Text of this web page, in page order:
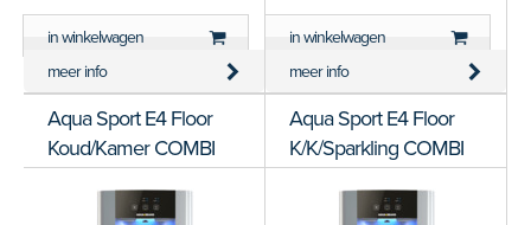
in winkelwagen
meer info
in winkelwagen
meer info
Aqua Sport E4 Floor
Koud/Kamer COMBI
Aqua Sport E4 Floor
K/K/Sparkling COMBI